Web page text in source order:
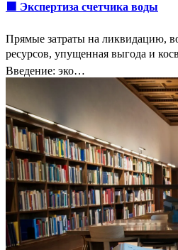
🟩 Экспертиза счетчика воды
Прямые затраты на ликвидацию,
ресурсов, упущенная выгода и
Введение: эко…